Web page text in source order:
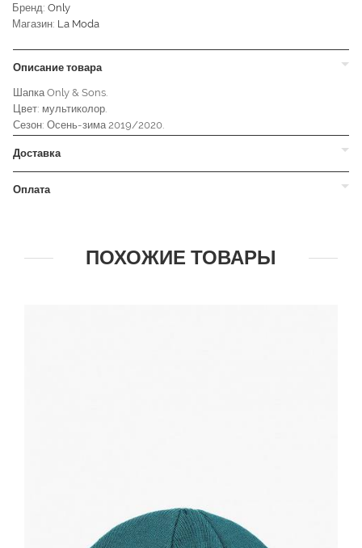
Бренд: Only
Магазин: La Moda
Описание товара
Шапка Only & Sons.
Цвет: мультиколор.
Сезон: Осень-зима 2019/2020.
Доставка
Оплата
ПОХОЖИЕ ТОВАРЫ